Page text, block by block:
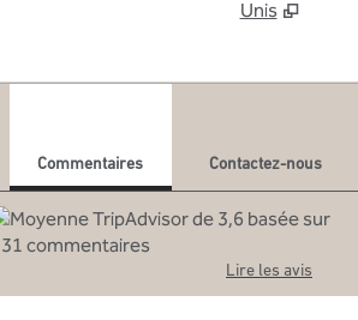
Unis
Commentaires Contactez-nous
Lire les avis